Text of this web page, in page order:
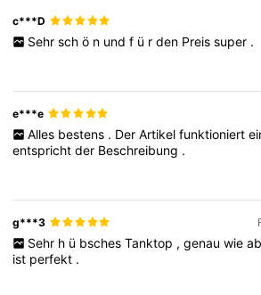
4,79
c***D
Sehr sch ö n und f ü r den Preis super .
e***e
Alles bestens . Der Artikel funktioniert
entsprichtder Beschreibung .
g***3
Sehr h ü bsches Tanktop , genau wie
ist perfekt .